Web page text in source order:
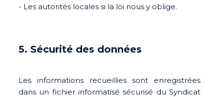
- Les autorités locales si la loi nous y oblige.
5. Sécurité des données
Les informations recueillies sont enregistrées
dans un fichier informatisé sécurisé du Syndicat